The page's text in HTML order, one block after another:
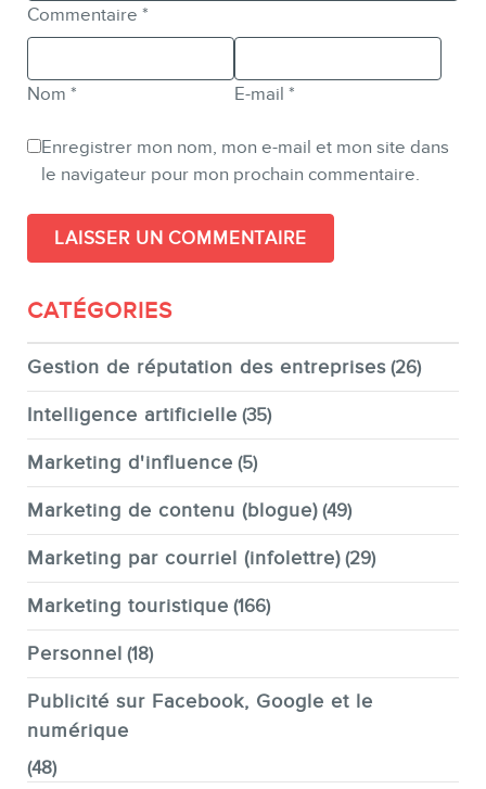
Commentaire *
Nom * E-mail *
Enregistrer mon nom, mon e-mail et mon site dans
le navigateur pour mon prochain commentaire.
CATÉGORIES
Gestion de réputation des entreprises (26)
Intelligence artificielle (35)
Marketing d'influence (5)
Marketing de contenu (blogue) (49)
Marketing par courriel (infolettre) (29)
Marketing touristique (166)
Personnel (18)
Publicité sur Facebook, Google et le
numérique
(48)